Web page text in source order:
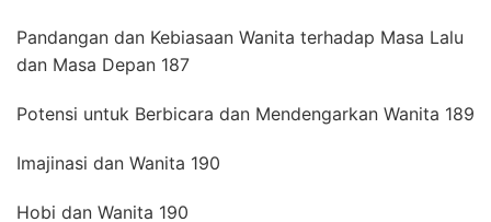
Pandangan dan Kebiasaan Wanita terhadap Masa Lalu
dan Masa Depan 187
Potensi untuk Berbicara dan Mendengarkan Wanita 189
Imajinasi dan Wanita 190
Hobi dan Wanita 190